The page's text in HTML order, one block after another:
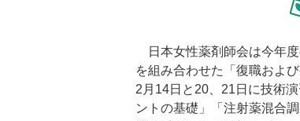
日本女性薬剤師会は今年
を組み合わせた「復職およ
2月14日と20、21日に技術
ントの基礎」「注射薬混合